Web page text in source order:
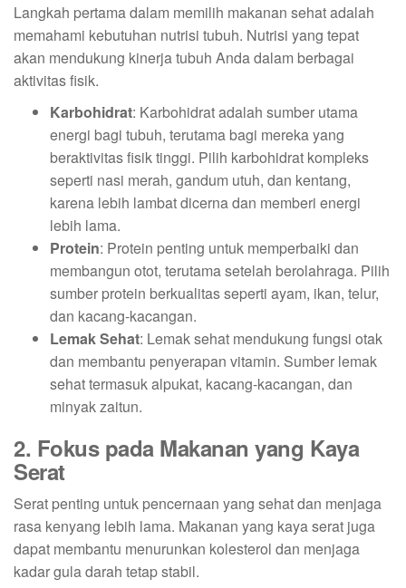
Langkah pertama dalam memilih makanan sehat adalah
memahami kebutuhan nutrisi tubuh. Nutrisi yang tepat
akan mendukung kinerja tubuh Anda dalam berbagai
aktivitas fisik.
Karbohidrat: Karbohidrat adalah sumber utama
energi bagi tubuh, terutama bagi mereka yang
beraktivitas fisik tinggi. Pilih karbohidrat kompleks
seperti nasi merah, gandum utuh, dan kentang,
karena lebih lambat dicerna dan memberi energi
lebih lama.
Protein: Protein penting untuk memperbaiki dan
membangun otot, terutama setelah berolahraga. Pilih
sumber protein berkualitas seperti ayam, ikan, telur,
dan kacang-kacangan.
Lemak Sehat: Lemak sehat mendukung fungsi otak
dan membantu penyerapan vitamin. Sumber lemak
sehat termasuk alpukat, kacang-kacangan, dan
minyak zaitun.
2. Fokus pada Makanan yang Kaya
Serat
Serat penting untuk pencernaan yang sehat dan menjaga
rasa kenyang lebih lama. Makanan yang kaya serat juga
dapat membantu menurunkan kolesterol dan menjaga
kadar gula darah tetap stabil.